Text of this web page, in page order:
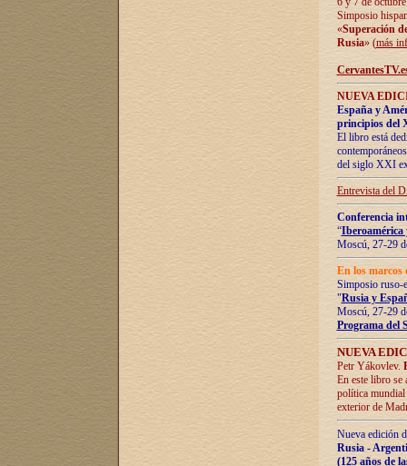
Simposio
«Superación
Rusia» (más
NUEVA
España y
principios del
El libro está
del siglo XXI
Entrevista del
Conferencia
“Iberoamérica
Moscú, 27-29
En los marcos
Simposio ruso-
"Rusia y
Moscú, 27-29
Programa del
NUEVA
Petr Yákovlev.
En este libro se
política mundial
exterior de
Nueva edición
Rusia -
(125 años de